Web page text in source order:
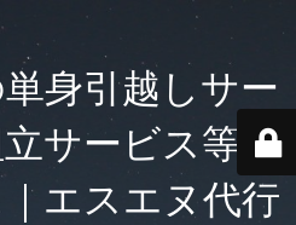
身引越しサー
サービス等の
エスエヌ代行